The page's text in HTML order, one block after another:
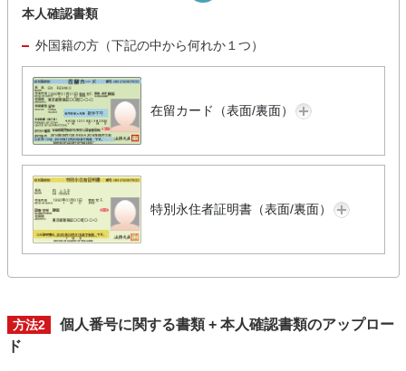
本人確認書類
外国籍の方（下記の中から何れか１つ）
在留カード（表面/裏面）
特別永住者証明書（表面/裏面）
方法2
個人番号に関する書類 + 本人確認書類のアップロー
ド